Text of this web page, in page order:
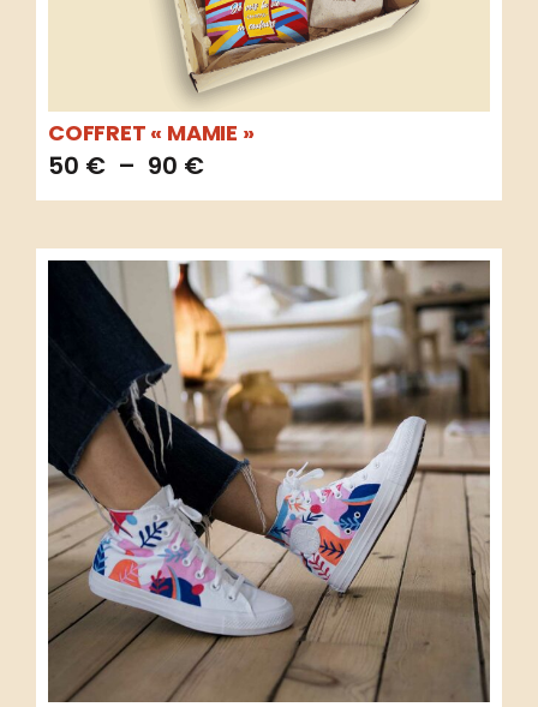
COFFRET « MAMIE »
50 € – 90 €